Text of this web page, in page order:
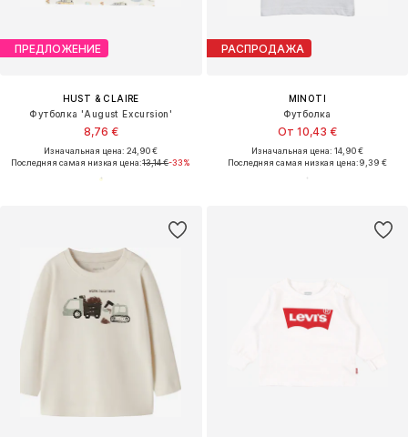
ПРЕДЛОЖЕНИЕ
HUST & CLAIRE
Футболка 'August Excursion'
8,76 €
Изначальная цена: 24,90 €
Последняя самая низкая цена:13,14 €-33%
РАСПРОДАЖА
MINOTI
Футболка
От 10,43 €
Изначальная цена: 14,90 €
Последняя самая низкая цена:9,39 €